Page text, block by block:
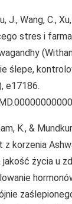
J., Wang, C.,
stres i
ślepe,
e17186.
K., &
korzenia
życia u